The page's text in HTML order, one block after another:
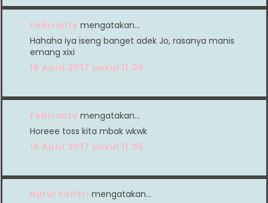
Febrianty mengatakan…
Hahaha iya iseng banget adek Jo, rasanya manis
emang xixi
16 April 2017 pukul 11.05
Febrianty mengatakan…
Horeee toss kita mbak wkwk
16 April 2017 pukul 11.05
Nurul Sufitri mengatakan…